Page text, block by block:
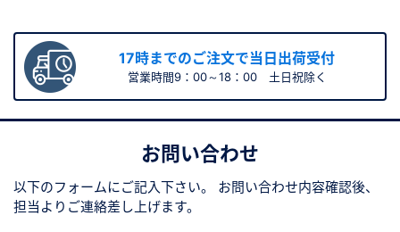
17時までのご注文で当日出荷受付
営業時間9：00～18：00 土日祝除く
お問い合わせ
以下のフォームにご記入下さい。
お問い合わせ内容確認後、
担当よりご連絡差し上げます。